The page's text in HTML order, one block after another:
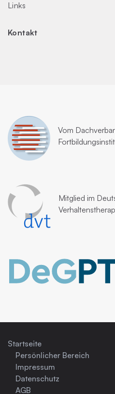
Links
Kontakt
Vom
Mitglied im
Startseite
Persönlicher Bereich
Impressum
Datenschutz
AGB